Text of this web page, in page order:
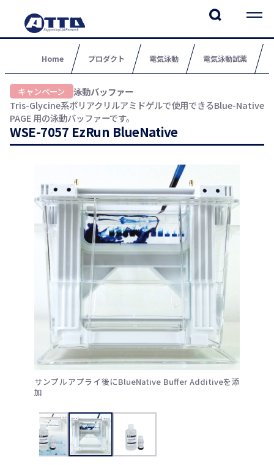
Home プロダクト 電気泳動 電気泳動試薬
泳動バッファー
Tris-Glycine系ポリアクリルアミドゲルで使用できるBlue-Native
PAGE 用の泳動バッファーです。
WSE-7057 EzRun BlueNative
サンプルアプライ後にBlueNative Buffer Additiveを添
加